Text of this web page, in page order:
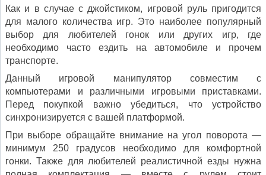
Как и в случае с джойстиком, игровой руль пригодится
для малого количества игр. Это наиболее популярный
выбор для любителей гонок или других игр, где
необходимо часто ездить на автомобиле и прочем
транспорте.
Данный игровой манипулятор совместим с
компьютерами и различными игровыми приставками.
Перед покупкой важно убедиться, что устройство
синхронизируется с вашей платформой.
При выборе обращайте внимание на угол поворота —
минимум 250 градусов необходимо для комфортной
гонки. Также для любителей реалистичной езды нужна